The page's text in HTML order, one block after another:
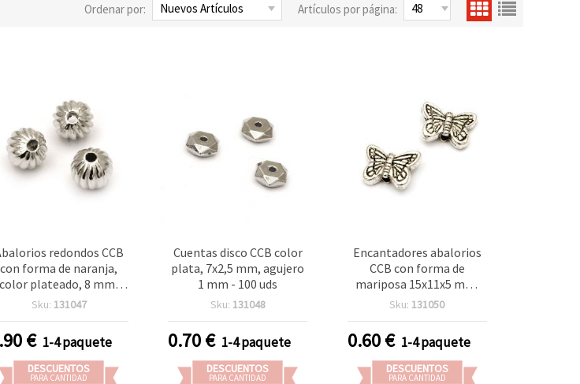
Ordenar por: Artículos por página:
redondos CCB
con forma de naranja,
color plateado, 8 mm,
agujero de 2 mm - 50
Sku: 131047
€ 1-4 paquete
DESCUENTOS
PARA CANTIDAD
Cuentas disco CCB color
plata, 7x2,5 mm, agujero
1 mm - 100 uds
Sku: 131048
0.70€ 1-4 paquete
DESCUENTOS
PARA CANTIDAD
Encantadores abalorios
CCB con forma de
mariposa 15x11x5 mm,
agujero 2 mm – color
creaciones de bisutería
delicada
Sku: 131050
0.60€ 1-4 paquete
DESCUENTOS
PARA CANTIDAD